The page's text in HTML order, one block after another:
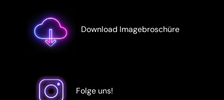
Download Imagebroschüre
Folge uns!